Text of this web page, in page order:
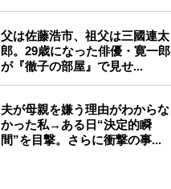
父は佐藤浩市、祖父は三國連太
郎。29歳になった俳優・寛一郎
が『徹子の部屋』で見せ...
夫が母親を嫌う理由がわからな
かった私→ある日“決定的瞬
間”を目撃。さらに衝撃の事...